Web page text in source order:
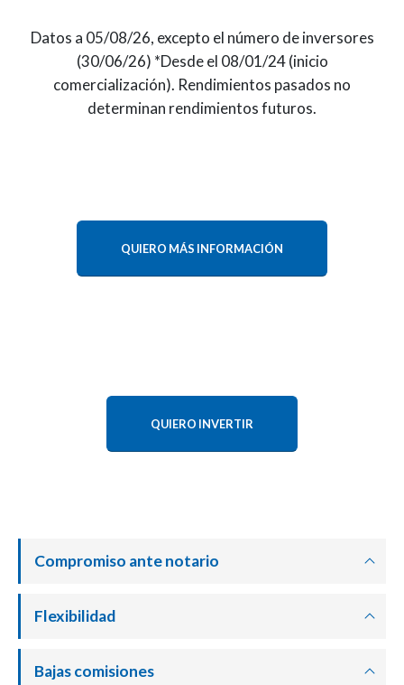
Datos a 05/08/26, excepto el número de inversores
(30/06/26) *Desde el 08/01/24 (inicio
comercialización). Rendimientos pasados no
determinan rendimientos futuros.
QUIERO MÁS INFORMACIÓN
QUIERO INVERTIR
Compromiso ante notario
Flexibilidad
Bajas comisiones